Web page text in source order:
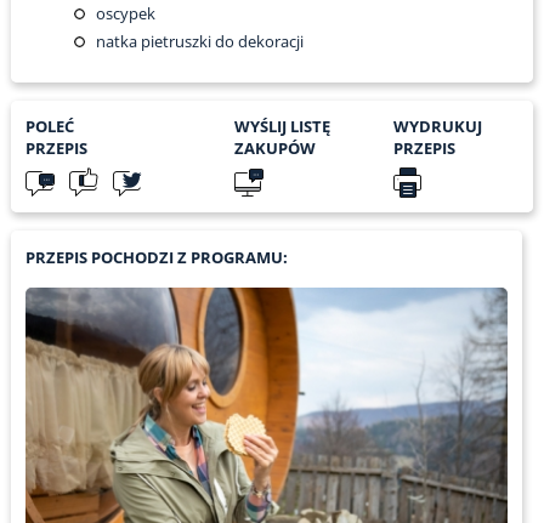
oscypek
natka pietruszki do dekoracji
POLEĆ
PRZEPIS
WYŚLIJ LISTĘ
ZAKUPÓW
WYDRUKUJ
PRZEPIS
PRZEPIS POCHODZI Z PROGRAMU: